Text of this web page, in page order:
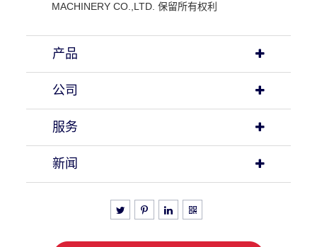
MACHINERY CO.,LTD. 保留所有权利
产品
公司
服务
新闻